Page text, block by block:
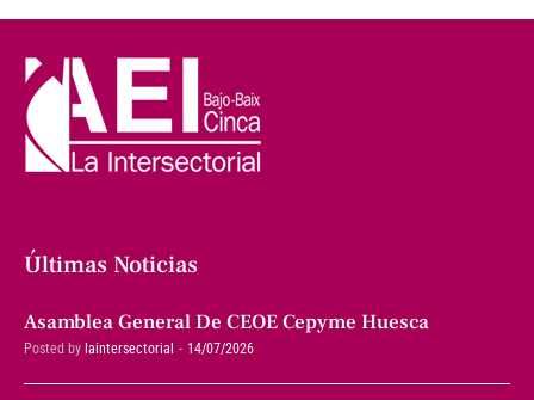
Últimas Noticias
Asamblea General De CEOE Cepyme Huesca
Posted by laintersectorial 14/07/2026